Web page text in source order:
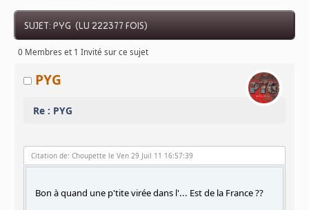
SUJET: PYG (LU 222377 FOIS)
0 Membres et 1 Invité sur ce sujet
PYG
Re : PYG
Citation de: Choupette le Ven 29 Juil 11 16:57:39
Bon à quand une p'tite virée dans l'... Est de la France ??